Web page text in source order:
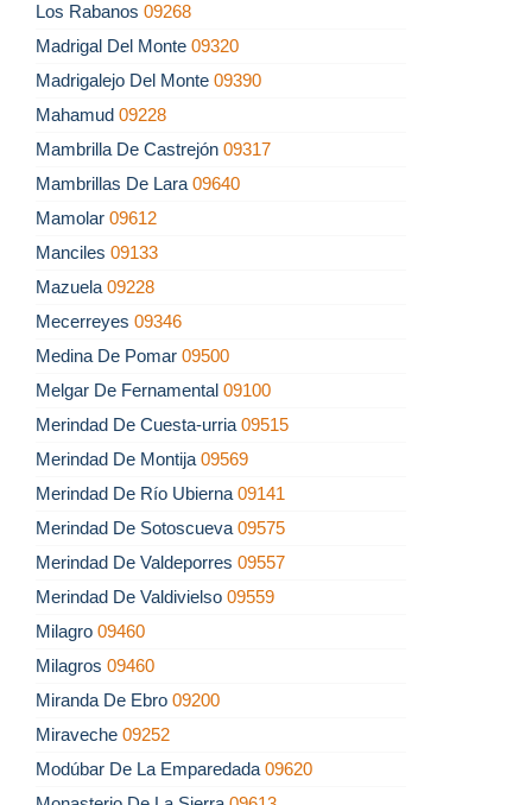
Los Rabanos 09268
Madrigal Del Monte 09320
Madrigalejo Del Monte 09390
Mahamud 09228
Mambrilla De Castrejón 09317
Mambrillas De Lara 09640
Mamolar 09612
Manciles 09133
Mazuela 09228
Mecerreyes 09346
Medina De Pomar 09500
Melgar De Fernamental 09100
Merindad De Cuesta-urria 09515
Merindad De Montija 09569
Merindad De Río Ubierna 09141
Merindad De Sotoscueva 09575
Merindad De Valdeporres 09557
Merindad De Valdivielso 09559
Milagro 09460
Milagros 09460
Miranda De Ebro 09200
Miraveche 09252
Modúbar De La Emparedada 09620